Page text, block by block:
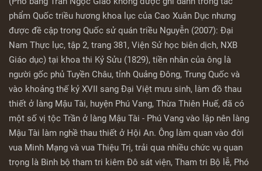
phẩm Quốc triều hương khoa lục của Cao Xuân Dục nhưng
được đề cập trong Quốc sử quán triều Nguyễn (2007): Đại
Nam Thực lục, tập 2, trang 381, Viện Sử học biên dịch, NXB
Giáo dục) tại khoa thi Kỷ Sửu (1829), tiền nhân của ông là
người gốc phủ Tuyền Châu, tỉnh Quảng Đông, Trung Quốc và
vào khoảng thế kỷ XVII sang Đại Việt mưu sinh, làm đồ thau
thiết ở làng Mậu Tài, huyện Phú Vang, Thừa Thiên Huế, đã có
một số vị tộc Trần ở làng Mậu Tài - Phú Vang vào lập nên làng
Mậu Tài làm nghề thau thiết ở Hội An. Ông làm quan vào đời
vua Minh Mạng và vua Thiệu Trị, trải qua nhiều chức vụ quan
trọng là Binh bộ tham tri kiêm Đô sát viện, Tham tri Bộ lễ, Phó